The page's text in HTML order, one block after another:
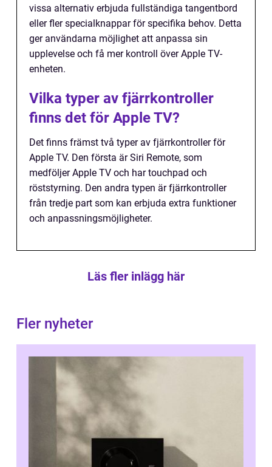
vissa alternativ erbjuda fullständiga tangentbord
eller fler specialknappar för specifika behov. Detta
ger användarna möjlighet att anpassa sin
upplevelse och få mer kontroll över Apple TV-
enheten.
Vilka typer av fjärrkontroller
finns det för Apple TV?
Det finns främst två typer av fjärrkontroller för
Apple TV. Den första är Siri Remote, som
medföljer Apple TV och har touchpad och
röststyrning. Den andra typen är fjärrkontroller
från tredje part som kan erbjuda extra funktioner
och anpassningsmöjligheter.
Läs fler inlägg här
Fler nyheter